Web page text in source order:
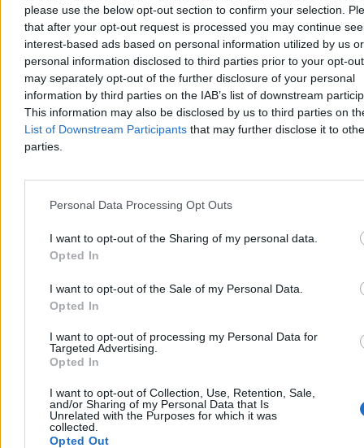
please use the below opt-out section to confirm your selection.
that after your opt-out request is processed you may continue
interest-based ads based on personal information utilized by us or
personal information disclosed to third parties prior to your opt-
may separately opt-out of the further disclosure of your personal
information by third parties on the IAB’s list of downstream
This information may also be disclosed by us to third parties on
List of Downstream Participants that may further disclose it to
parties.
Personal Data Processing Opt Outs
I want to opt-out of the Sharing of my personal data.
Opted In
I want to opt-out of the Sale of my Personal Data.
Opted In
I want to opt-out of processing my Personal Data for
Targeted Advertising.
Opted In
I want to opt-out of Collection, Use, Retention, Sale,
and/or Sharing of my Personal Data that Is
Unrelated with the Purposes for which it was
collected.
Opted Out
Rolnik zaorał nowy asfalt w Gliwicach. Straty to
ok. 400 tys. zł
W piątek w gliwickiej dzielnicy Ostropa 60-letni rolnik ciągnikiem
marki Ursus celowo wjechał na świeżo położony asfalt, niszcząc
pługiem ok. 200 metrów nowej jezdni. Twierdził, że droga należy
do niego. Policja zatrzymała go na gorącym uczynku. Straty
Wczoraj 18:17
Reklama